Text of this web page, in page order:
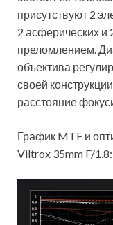
присутствуют 2
2 асферических и
преломлением.
объектива
своей
расстояние
График MTF и
Viltrox 35mm F/1.8: